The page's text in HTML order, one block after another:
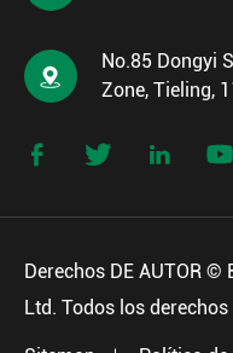

No.85 Dongyi
Zone, Tieling,
   
Derechos DE AUTOR ©
Ltd. Todos los